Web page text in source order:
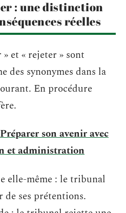
: une distinction
réelles
et « rejeter » sont
des synonymes dans la
En procédure
Préparer son avenir avec
et administration
elle-même : le tribunal
de ses prétentions.